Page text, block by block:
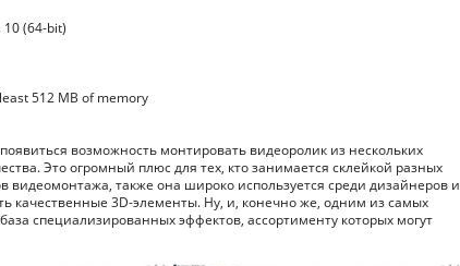
(64-bit)
512 MB of memory
возможность монтировать видеоролик из нескольких
Это огромный плюс для тех, кто занимается склейкой разных
видеомонтажа, также она широко используется среди дизайнеров и
качественные 3D-элементы. Ну, и, конечно же, одним из самых
специализированных эффектов, ассортименту которых могут